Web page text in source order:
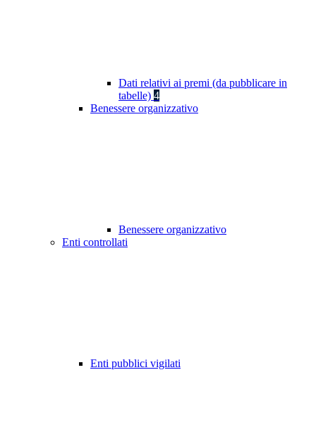
Dati relativi ai premi (da pubblicare in
tabelle) 4
Benessere organizzativo
Benessere organizzativo
Enti controllati
Enti pubblici vigilati